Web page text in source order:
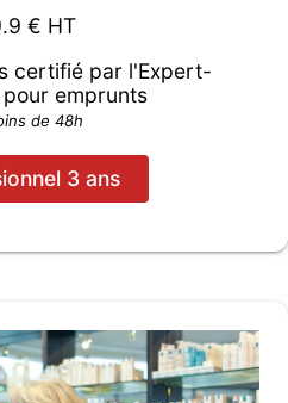
€ HT
certifié par l'Expert-
emprunts
de 48h
3 ans